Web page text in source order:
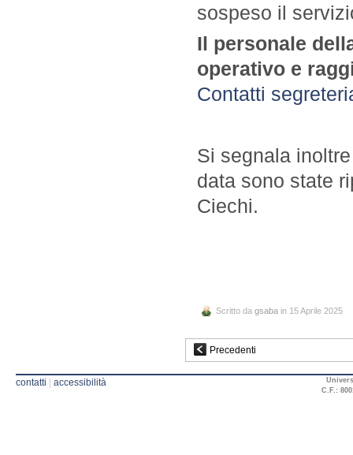
sospeso il
Il personale
operativo e
Contatti
Si segnala
data sono state
Ciechi.
Scritto da gsaba in 15 Aprile 2025
Precedenti
contatti accessibilità
C.F.: